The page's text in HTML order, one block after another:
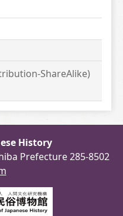
ShareAlike)
History
Prefecture 285-8502